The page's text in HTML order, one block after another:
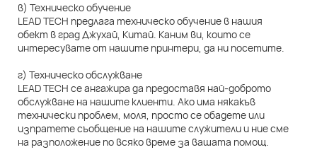
в) Техническо обучение
LEAD TECH предлага техническо обучение в нашия
обект в град Джухай, Китай. Каним ви, които се
интересувате от нашите принтери, да ни посетите.
г) Техническо обслужване
LEAD TECH се ангажира да предоставя най-доброто
обслужване на нашите клиенти. Ако има някакъв
технически проблем, моля, просто се обадете или
изпратете съобщение на нашите служители и ние сме
на разположение по всяко време за вашата помощ.